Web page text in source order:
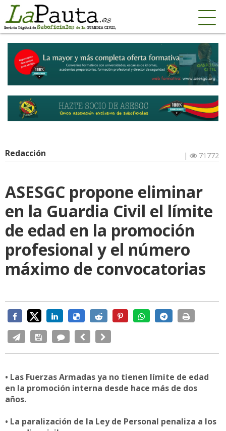
Redacción | 71772
ASESGC propone eliminar
en la Guardia Civil el límite
de edad en la promoción
profesional y el número
máximo de convocatorias
• Las Fuerzas Armadas ya no tienen límite de edad
en la promoción interna desde hace más de dos
años.
• La paralización de la Ley de Personal penaliza a los